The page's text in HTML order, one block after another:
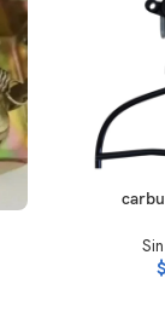
AÑADIR AL
$